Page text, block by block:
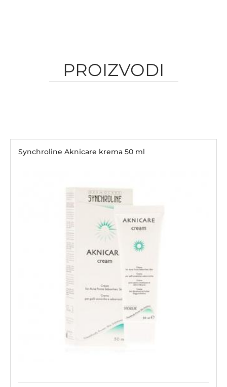
PROIZVODI
Synchroline Aknicare krema 50 ml